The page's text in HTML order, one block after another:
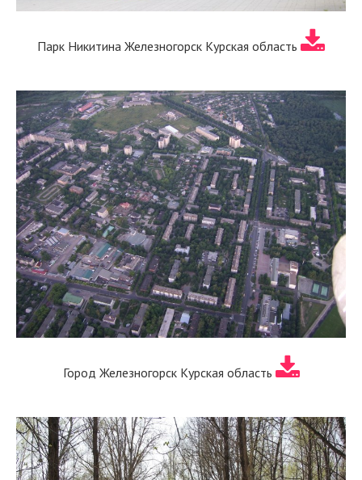
Парк Никитина Железногорск Курская область
Город Железногорск Курская область